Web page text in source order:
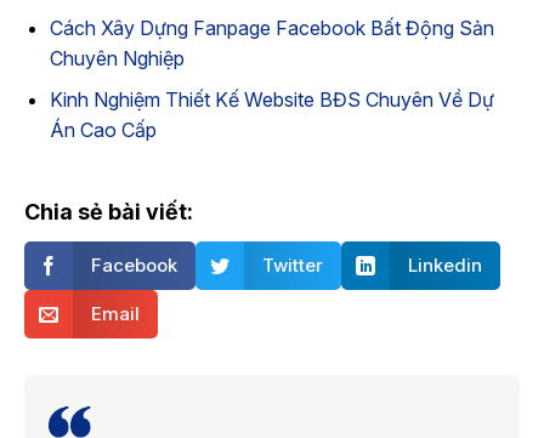
Cách Xây Dựng Fanpage Facebook Bất Động Sản
Chuyên Nghiệp
Kinh Nghiệm Thiết Kế Website BĐS Chuyên Về Dự
Án Cao Cấp
Chia sẻ bài viết:
Facebook Twitter Linkedin
Email